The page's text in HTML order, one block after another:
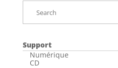
Support
Numérique
CD